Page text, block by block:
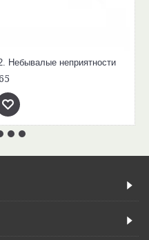
Небывалые неприятности